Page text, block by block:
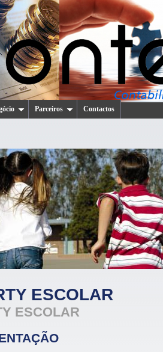
Parceiros Contactos
ESCOLAR
ESCOLAR